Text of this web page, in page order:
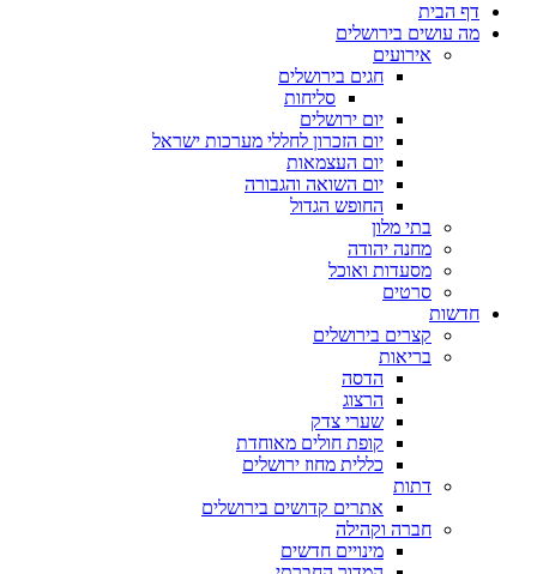
דף הבית
מה עושים בירושלים
אירועים
חגים בירושלים
סליחות
יום ירושלים
יום הזכרון לחללי מערכות ישראל
יום העצמאות
יום השואה והגבורה
החופש הגדול
בתי מלון
מחנה יהודה
מסעדות ואוכל
סרטים
חדשות
קצרים בירושלים
בריאות
הדסה
הרצוג
שערי צדק
קופת חולים מאוחדת
כללית מחוז ירושלים
דתות
אתרים קדושים בירושלים
חברה וקהילה
מינויים חדשים